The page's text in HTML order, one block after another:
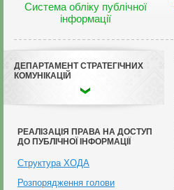
Система обліку публічної
інформації
ДЕПАРТАМЕНТ СТРАТЕГІЧНИХ
КОМУНІКАЦІЙ
РЕАЛІЗАЦІЯ ПРАВА НА ДОСТУП
ДО ПУБЛІЧНОЇ ІНФОРМАЦІЇ
Структура ХОДА
Розпорядження голови